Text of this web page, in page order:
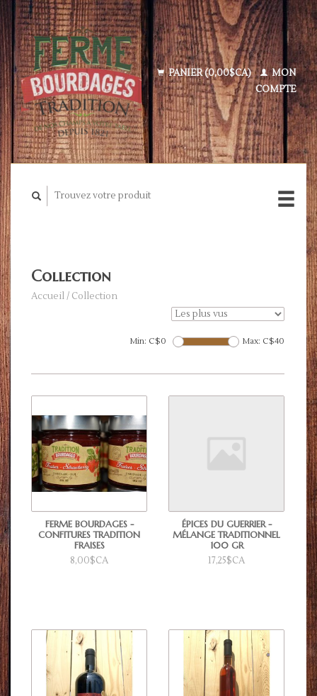
PANIER (0,00$CA)
MON
COMPTE
Collection
Accueil/ Collection
Min: C$0 Max: C$40
FERME BOURDAGES -
CONFITURES TRADITION
FRAISES
8,00$CA
ÉPICES DU GUERRIER -
MÉLANGE TRADITIONNEL
100 GR
17,25$CA